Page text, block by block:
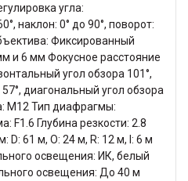
угла:
наклон: 0° до 90°, поворот:
Фиксированный
и 6 мм Фокусное расстояние
угол обзора 101°,
диагональный угол обзора
M12 Тип диафрагмы:
Глубина резкости: 2.8
D: 61 м, O: 24 м, R: 12 м, I: 6 м
освещения: ИК, белый
освещения: До 40 м